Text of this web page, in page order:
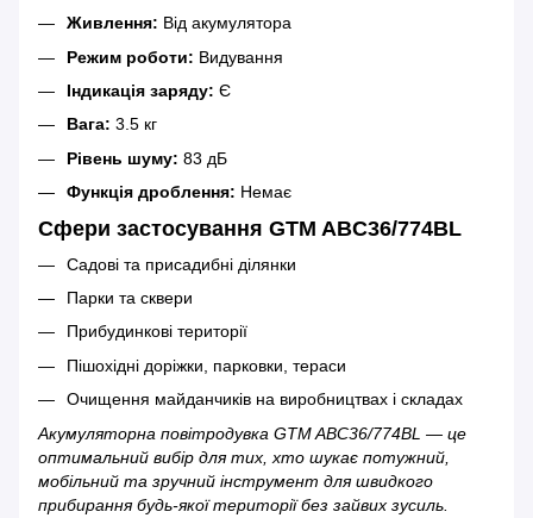
Живлення: Від акумулятора
Режим роботи: Видування
Індикація заряду: Є
Вага: 3.5 кг
Рівень шуму: 83 дБ
Функція дроблення: Немає
Сфери застосування GTM ABC36/774BL
Садові та присадибні ділянки
Парки та сквери
Прибудинкові території
Пішохідні доріжки, парковки, тераси
Очищення майданчиків на виробництвах і складах
Акумуляторна повітродувка GTM ABC36/774BL — це
оптимальний вибір для тих, хто шукає потужний,
мобільний та зручний інструмент для швидкого
прибирання будь-якої території без зайвих зусиль.